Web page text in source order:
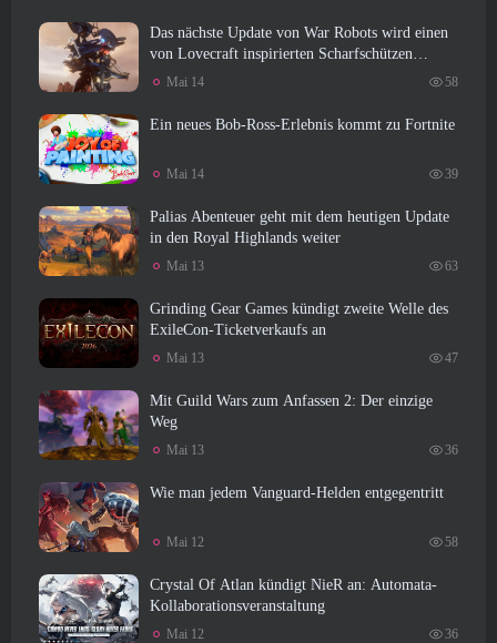
Das nächste Update von War Robots wird einen
von Lovecraft inspirierten Scharfschützen
vorstellen
Mai 14 58
Ein neues Bob-Ross-Erlebnis kommt zu Fortnite
Mai 14 39
Palias Abenteuer geht mit dem heutigen Update
in den Royal Highlands weiter
Mai 13 63
Grinding Gear Games kündigt zweite Welle des
ExileCon-Ticketverkaufs an
Mai 13 47
Mit Guild Wars zum Anfassen 2: Der einzige
Weg
Mai 13 36
Wie man jedem Vanguard-Helden entgegentritt
Mai 12 58
Crystal Of Atlan kündigt NieR an: Automata-
Kollaborationsveranstaltung
Mai 12 36